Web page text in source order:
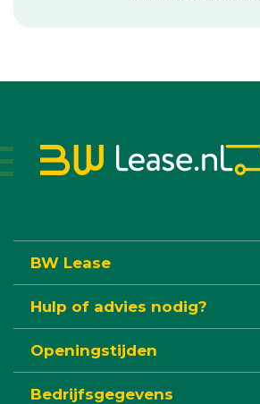
BW Lease
Hulp of advies nodig?
Openingstijden
Bedrijfsgegevens